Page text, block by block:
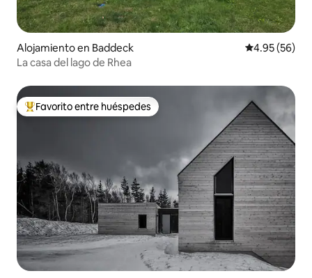
Alojamiento en Baddeck Calificación
4.95 (56)
La casa del lago de Rhea
Favorito entre huéspedes preferido
Favorito entre huéspedes